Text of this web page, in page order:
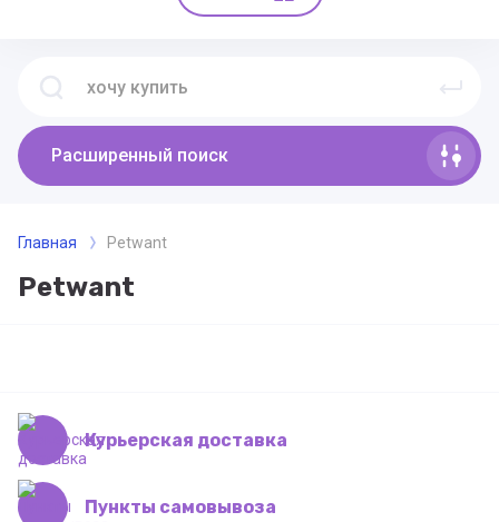
Расширенный поиск
Главная Petwant
Petwant
Курьерская доставка
Пункты самовывоза